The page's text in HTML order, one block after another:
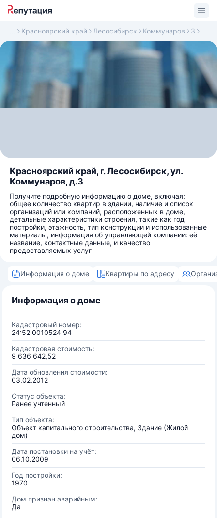
Красноярский край Лесосибирск Коммунаров 3
Красноярский край, г. Лесосибирск, ул.
Коммунаров, д.3
Получите подробную информацию о доме, включая:
общее количество квартир в здании, наличие и список
организаций или компаний, расположенных в доме,
детальные характеристики строения, такие как год
постройки, этажность, тип конструкции и использованные
материалы, информация об управляющей компании: её
название, контактные данные, и качество
предоставляемых услуг
Информация о доме Квартиры по адресу
Информация о доме
Кадастровый номер:
24:52:0010524:94
Кадастровая стоимость:
9 636 642,52
Дата обновления стоимости:
03.02.2012
Статус объекта:
Ранее учтенный
Тип объекта:
Объект капитального строительства, Здание (Жилой
дом)
Дата постановки на учёт:
06.10.2009
Год постройки:
1970
Дом признан аварийным:
Да